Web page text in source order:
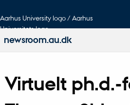
Aarhus University logo / Aarhus
Universitets logo
newsroom.au.dk
Virtuelt ph.d.-